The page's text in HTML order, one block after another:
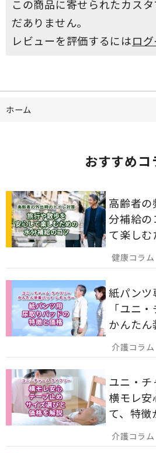
この商品に寄せられたカス
だありません。
レビューを評価するにはロ
ホーム
おすすめコ
高齢者
分補給の
て楽しむ
ア用品
す。
紙パンツ
「ユニ
かんたん
ー 計
ます。
ユニ・
横モレ
て、特徴
備蓄と
りやすく